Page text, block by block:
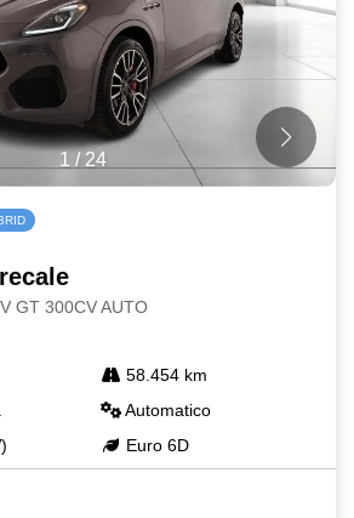
1 / 24
GT 300CV AUTO
58.454 km
Automatico
Euro 6D